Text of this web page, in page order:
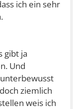
ich ein sehr
gibt ja
Und
ziemlich
weis ich